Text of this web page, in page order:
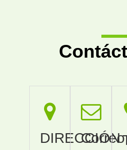
DIRECCIÓN
Correo